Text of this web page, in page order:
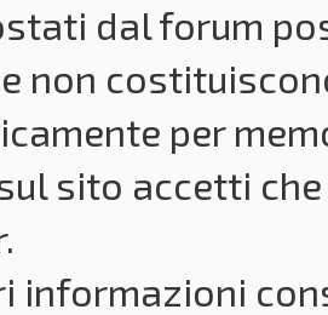
dal forum
non
per
sito accetti
informazioni